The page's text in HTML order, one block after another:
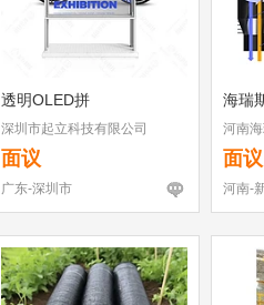
透明OLED拼
深圳市起立科技有限公司
面议
广东-深圳市
海瑞
河南
面议
河南-